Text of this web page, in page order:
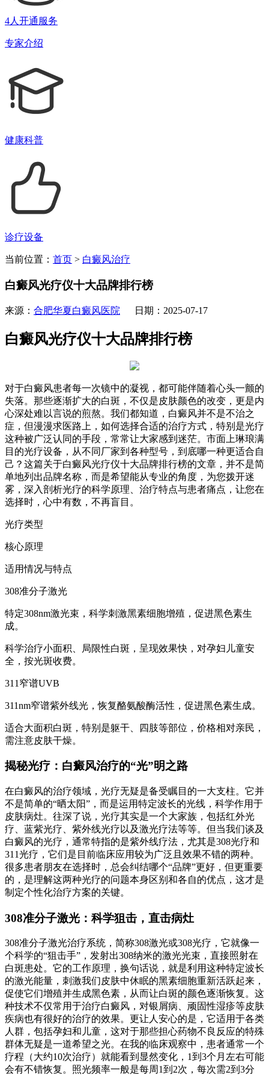
4人开通服务
专家介绍
健康科普
诊疗设备
当前位置： 首页 > 白癜风治疗
白癜风光疗仪十大品牌排行榜
来源： 合肥华夏白癜风医院 日期：2025-07-17
白癜风光疗仪十大品牌排行榜
对于白癜风患者每一次镜中的凝视，都可能伴随着心头一颤的
失落。那些逐渐扩大的白斑，不仅是皮肤颜色的改变，更是内
心深处难以言说的煎熬。我们都知道，白癜风并不是不治之
症，但漫漫求医路上，如何选择合适的治疗方式，特别是光疗
这种被广泛认同的手段，常常让大家感到迷茫。市面上琳琅满
目的光疗设备，从不同厂家到各种型号，到底哪一种更适合自
己？这篇关于白癜风光疗仪十大品牌排行榜的文章，并不是简
单地列出品牌名称，而是希望能从专业的角度，为您拨开迷
雾，深入剖析光疗的科学原理、治疗特点与患者痛点，让您在
选择时，心中有数，不再盲目。
光疗类型
核心原理
适用情况与特点
308准分子激光
特定308nm激光束，科学刺激黑素细胞增殖，促进黑色素生
成。
科学治疗小面积、局限性白斑，呈现效果快，对孕妇儿童安
全，按光斑收费。
311窄谱UVB
311nm窄谱紫外线光，恢复酪氨酸酶活性，促进黑色素生成。
适合大面积白斑，特别是躯干、四肢等部位，价格相对亲民，
需注意皮肤干燥。
揭秘光疗：白癜风治疗的“光”明之路
在白癜风的治疗领域，光疗无疑是备受瞩目的一大支柱。它并
不是简单的“晒太阳”，而是运用特定波长的光线，科学作用于
皮肤病灶。往深了说，光疗其实是一个大家族，包括红外光
疗、蓝紫光疗、紫外线光疗以及激光疗法等等。但当我们谈及
白癜风的光疗，通常特指的是紫外线疗法，尤其是308光疗和
311光疗，它们是目前临床应用较为广泛且效果不错的两种。
很多患者朋友在选择时，总会纠结哪个“品牌”更好，但更重要
的，是理解这两种光疗的问题本身区别和各自的优点，这才是
制定个性化治疗方案的关键。
308准分子激光：科学狙击，直击病灶
308准分子激光治疗系统，简称308激光或308光疗，它就像一
个科学的“狙击手”，发射出308纳米的激光光束，直接照射在
白斑患处。它的工作原理，换句话说，就是利用这种特定波长
的激光能量，刺激我们皮肤中休眠的黑素细胞重新活跃起来，
促使它们增殖并生成黑色素，从而让白斑的颜色逐渐恢复。这
种技术不仅常用于治疗白癜风，对银屑病、顽固性湿疹等皮肤
疾病也有很好的治疗的效果。更让人安心的是，它适用于各类
人群，包括孕妇和儿童，这对于那些担心药物不良反应的特殊
群体无疑是一道希望之光。在我的临床观察中，患者通常一个
疗程（大约10次治疗）就能看到显然变化，1到3个月左右可能
会有不错恢复。照光频率一般是每周1到2次，每次需2到3分